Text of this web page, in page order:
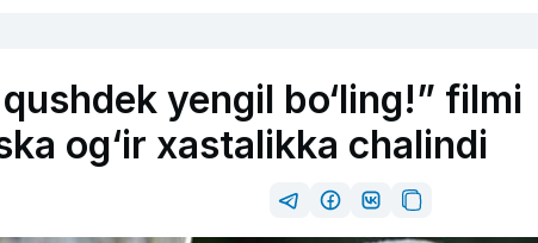
yengil bo‘ling!” filmi
og‘ir xastalikka chalindi